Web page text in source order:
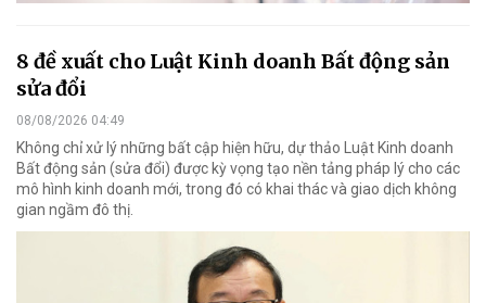
8 đề xuất cho Luật Kinh doanh Bất động sản
sửa đổi
08/08/2026 04:49
Không chỉ xử lý những bất cập hiện hữu, dự thảo Luật Kinh doanh
Bất động sản (sửa đổi) được kỳ vọng tạo nền tảng pháp lý cho các
mô hình kinh doanh mới, trong đó có khai thác và giao dịch không
gian ngầm đô thị.